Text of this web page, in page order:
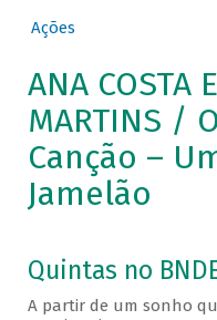
Ações
ANA COSTA
MARTINS /
Canção –
Jamelão
Quintas no
A partir de um sonho